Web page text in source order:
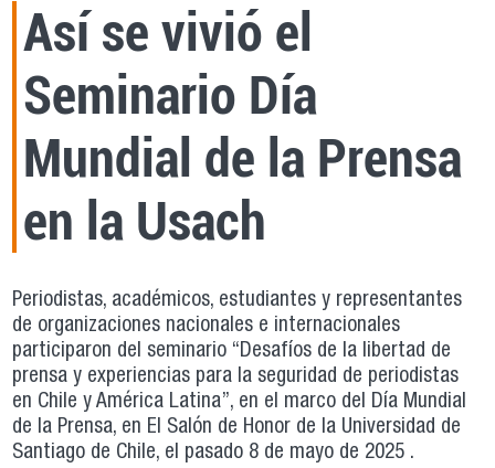
Así se vivió el
Seminario Día
Mundial de la Prensa
en la Usach
Periodistas, académicos, estudiantes y representantes
de organizaciones nacionales e internacionales
participaron del seminario “Desafíos de la libertad de
prensa y experiencias para la seguridad de periodistas
en Chile y América Latina”, en el marco del Día Mundial
de la Prensa, en El Salón de Honor de la Universidad de
Santiago de Chile, el pasado 8 de mayo de 2025 .